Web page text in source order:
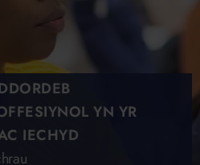
YN YR
IECHYD